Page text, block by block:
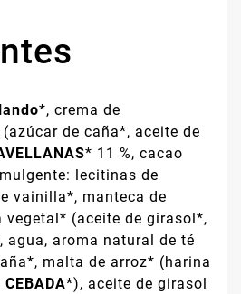
*, crema de
(azúcar de caña*, aceite de
* 11 %, cacao
lecitinas de
vainilla*, manteca de
vegetal* (aceite de girasol*,
agua, aroma natural de té
malta de arroz* (harina
CEBADA*), aceite de girasol